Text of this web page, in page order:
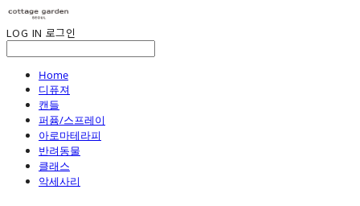
LOG IN 로그인
Home
디퓨져
캔들
퍼퓸/스프레이
아로마테라피
반려동물
클래스
악세사리